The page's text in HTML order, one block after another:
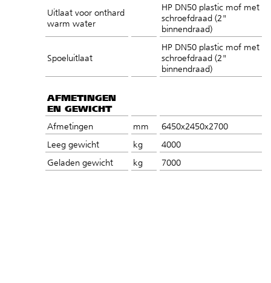
Uitlaat voor onthard
warm water
HP DN50 plastic mof met
schroefdraad (2"
binnendraad)
Spoeluitlaat
HP DN50 plastic mof met
schroefdraad (2"
binnendraad)
AFMETINGEN
EN GEWICHT
Afmetingen mm
6450x2450x2700
Leeg gewicht
kg
4000
Geladen gewicht
kg 7000